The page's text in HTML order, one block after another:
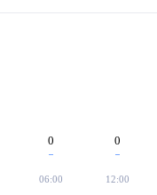
0
06:00
0
12:00